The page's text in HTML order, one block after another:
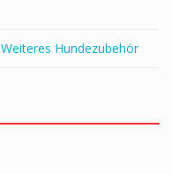
Weiteres Hundezubehör